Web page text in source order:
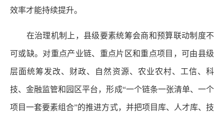
效率才能持续提升。
在治理机制上，县级要素统筹会商和预算联动制度不
可或缺。对重点产业链、重点片区和重点项目，可由县级
层面统筹发改、财政、自然资源、农业农村、工信、科
技、金融监管和园区平台，形成“一个链条一张清单、一个
项目一套要素组合”的推进方式，并把项目库、人才库、技